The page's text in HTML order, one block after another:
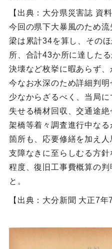
【出典：大分県災害誌 資
今回の県下大暴風のため
梁は累計34を算し、その
所、合計43か所に達した
決壊など枚挙に暇あらず
今なお水深のため詳細判
少なからざるべく、当局
失せる橋材回収、交通途絶
架橋等着々調査進行中な
箇所も、応要修繕を加え
支障なきに至らしむる方
程度、復旧工事費概算の
と。
【出典：大分新聞 大正7年